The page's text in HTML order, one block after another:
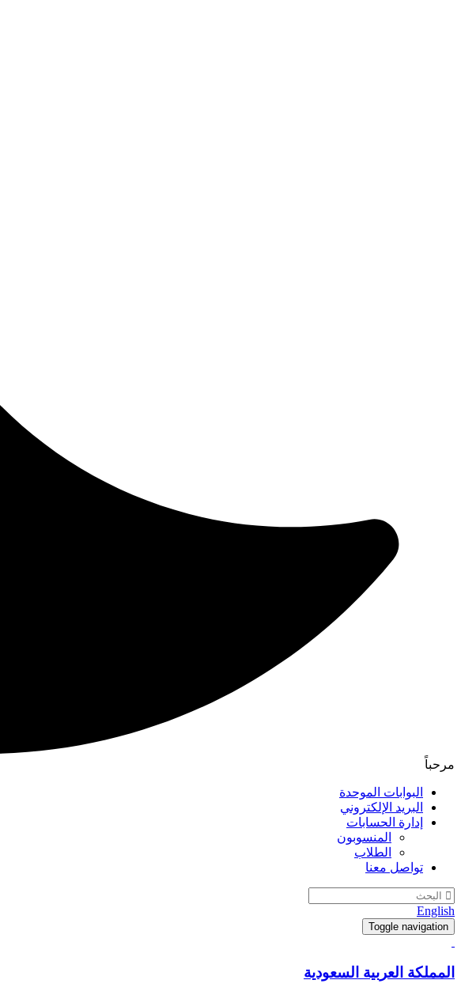
مرحباً
البوابات الموحدة
البريد الإلكتروني
إدارة الحسابات
المنسوبون
الطلاب
تواصل معنا
English
Toggle navigation
المملكة العربية السعودية